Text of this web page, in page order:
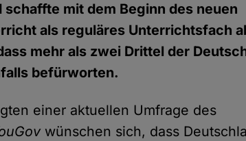
schaffte mit dem Beginn des neuen
als reguläres Unterrichtsfach
mehr als zwei Drittel der
befürworten.
einer aktuellen Umfrage des
wünschen sich, dass